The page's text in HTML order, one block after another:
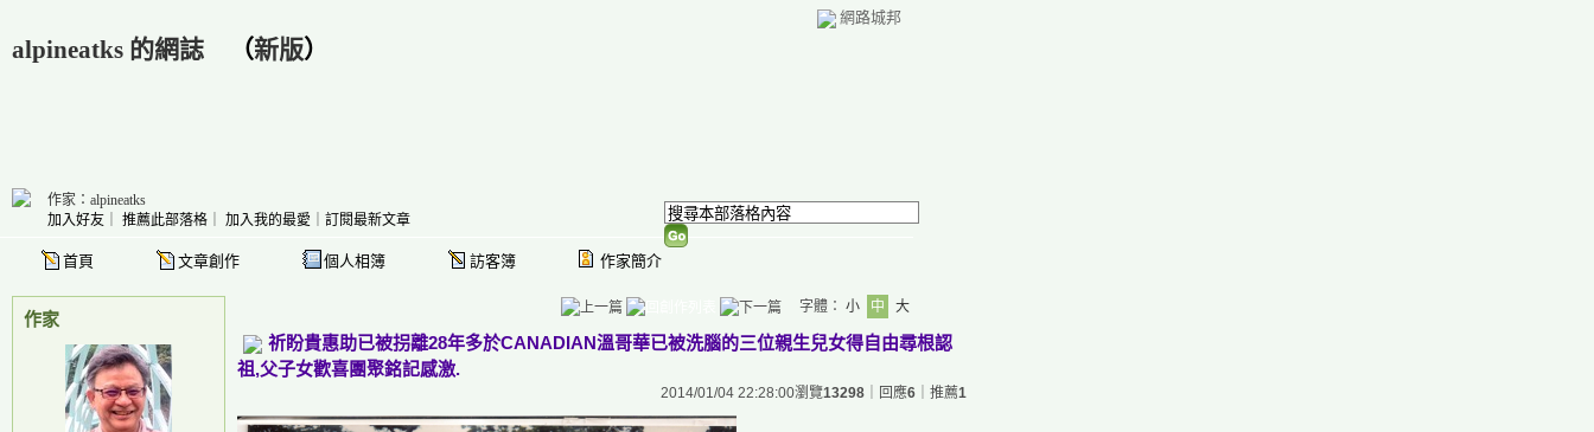
網路城邦
alpineatks 的網誌 （新版）
首頁 文章創作 個人相簿 訪客簿 作家簡介
加入好友 推薦此部落格 加入我的最愛 訂閱最新文章
作家：alpineatks
作家
字體： 小 中 大
祈盼貴惠助已被拐離28年多於CANADIAN溫哥華已被洗腦的三位親生兒女得自由尋根認
祖,父子女歡喜團聚銘記感激.
2014/01/04 22:28:00瀏覽13298 ｜回應6 ｜推薦1